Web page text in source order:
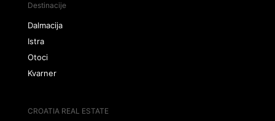
Destinacije
Dalmacija
Istra
Otoci
Kvarner
CROATIA REAL ESTATE